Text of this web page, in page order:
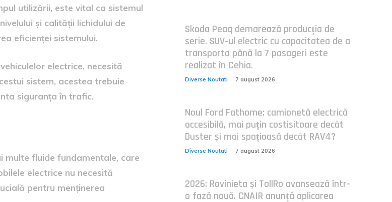
utilizării, este vital ca sistemul
și calității lichidului de
eficienței sistemului.
electrice, necesită
sistem, acestea trebuie
siguranța în trafic.
multe fluide fundamentale, care
electrice nu necesită
pentru menținerea
Skoda Peaq demarează producția de
serie. SUV-ul electric cu capacitatea de a
transporta până la 7 pasageri este
realizat în Cehia.
Diverse Noutati 7 august 2026
Noul Ford Fathome: camionetă electrică
accesibilă, mai puțin costisitoare decât
Duster și mai spațioasă decât RAV4?
Diverse Noutati 7 august 2026
2026: Rovinieta și TollRo avansează într-
o fază nouă. CNAIR anunță aplicarea